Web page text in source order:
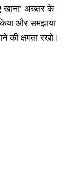
अख्तर के
और समझाया
की क्षमता रखो।